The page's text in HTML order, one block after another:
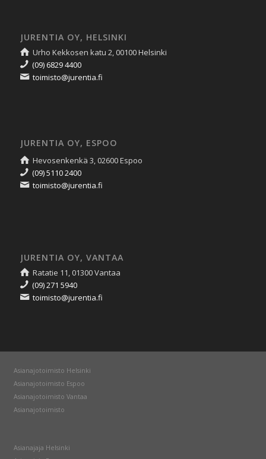
JURENTIA OY, HELSINKI
Urho Kekkosen katu 2, 00100 Helsinki
(09) 6829 4400
toimisto@jurentia.fi
JURENTIA OY, ESPOO
Hevosenkenkä 3, 02600 Espoo
(09) 5110 2400
toimisto@jurentia.fi
JURENTIA OY, VANTAA
Ratatie 11, 01300 Vantaa
(09) 271 5940
toimisto@jurentia.fi
Asianajotoimisto Helsinki
Asianajotoimisto Espoo
Asianajotoimisto Vantaa
Asianajotoimisto
Asianajaja Helsinki